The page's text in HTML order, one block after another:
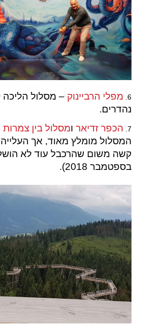
6. מפלי הרביינוק – מסלול הליכה
נהדרים.
7. הכפר זדיארומסלול בין
המסלול מומלץ מאוד, אך העלייה
קשה משום שהרכבל עוד לא
בספטמבר 2018).